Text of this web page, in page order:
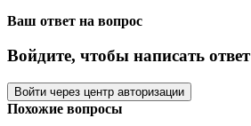
Ваш ответ на вопрос
Войдите, чтобы написать ответ
Войти через центр авторизации
Похожие вопросы